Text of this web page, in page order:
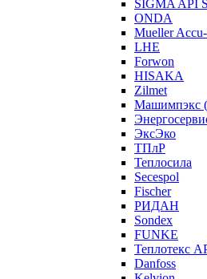
SIGMA API
ONDA
Mueller
LHE
Forwon
HISAKA
Zilmet
Машимпэкс
ЭксЭко
ТПлР
Теплосила
Secespol
Fischer
РИДАН
Sondex
FUNKE
Теплотекс
Danfoss